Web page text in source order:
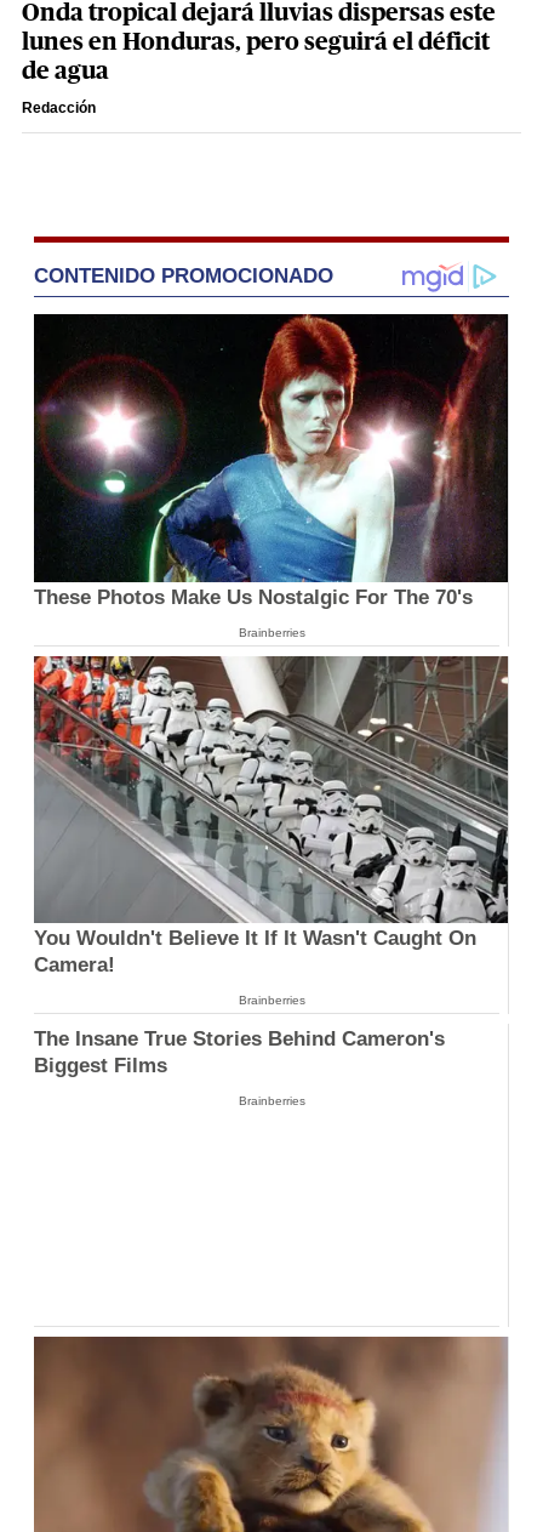
Onda tropical dejará lluvias dispersas este
lunes en Honduras, pero seguirá el déficit
de agua
Redacción
CONTENIDO PROMOCIONADO
These Photos Make Us Nostalgic For The 70's
Brainberries
You Wouldn't Believe It If It Wasn't Caught On
Camera!
Brainberries
The Insane True Stories Behind Cameron's
Biggest Films
Brainberries